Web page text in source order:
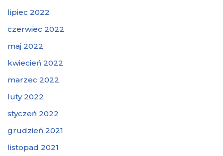
lipiec 2022
czerwiec 2022
maj 2022
kwiecień 2022
marzec 2022
luty 2022
styczeń 2022
grudzień 2021
listopad 2021